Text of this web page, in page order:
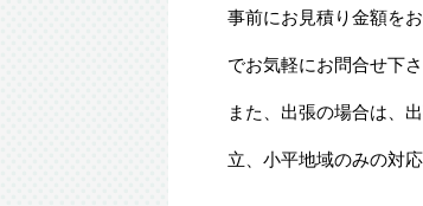
事前にお見積り金額を
でお気軽にお問合せ下さ
また、出張の場合は、
立、小平地域のみの対応